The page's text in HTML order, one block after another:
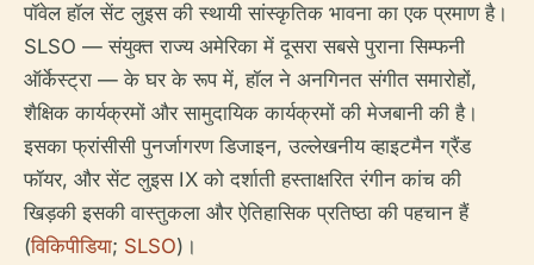
पॉवेल हॉल सेंट लुइस की स्थायी सांस्कृतिक भावना का एक प्रमाण है।
SLSO — संयुक्त राज्य अमेरिका में दूसरा सबसे पुराना सिम्फनी
ऑर्केस्ट्रा — के घर के रूप में, हॉल ने अनगिनत संगीत समारोहों,
शैक्षिक कार्यक्रमों और सामुदायिक कार्यक्रमों की मेजबानी की है।
इसका फ्रांसीसी पुनर्जागरण डिजाइन, उल्लेखनीय व्हाइटमैन ग्रैंड
फॉयर, और सेंट लुइस IX को दर्शाती हस्ताक्षरित रंगीन कांच की
खिड़की इसकी वास्तुकला और ऐतिहासिक प्रतिष्ठा की पहचान हैं
(विकिपीडिया; SLSO)।